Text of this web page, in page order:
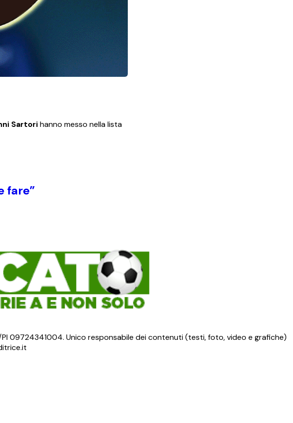
Sartorihanno messo nella lista
fare”
09724341004. Unico responsabile dei contenuti (testi, foto, video e grafiche)